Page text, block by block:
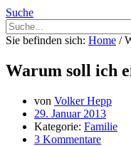
Suche
Sie befinden sich: Home /
Warum soll ich
von Volker Hepp
29. Januar 2013
Kategorie: Familie
3 Kommentare